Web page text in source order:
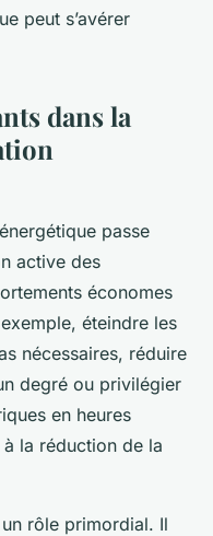
peut s’avérer
dans la
passe
active des
économes
éteindre les
nécessaires, réduire
degré ou privilégier
en heures
la réduction de la
rôle primordial. Il